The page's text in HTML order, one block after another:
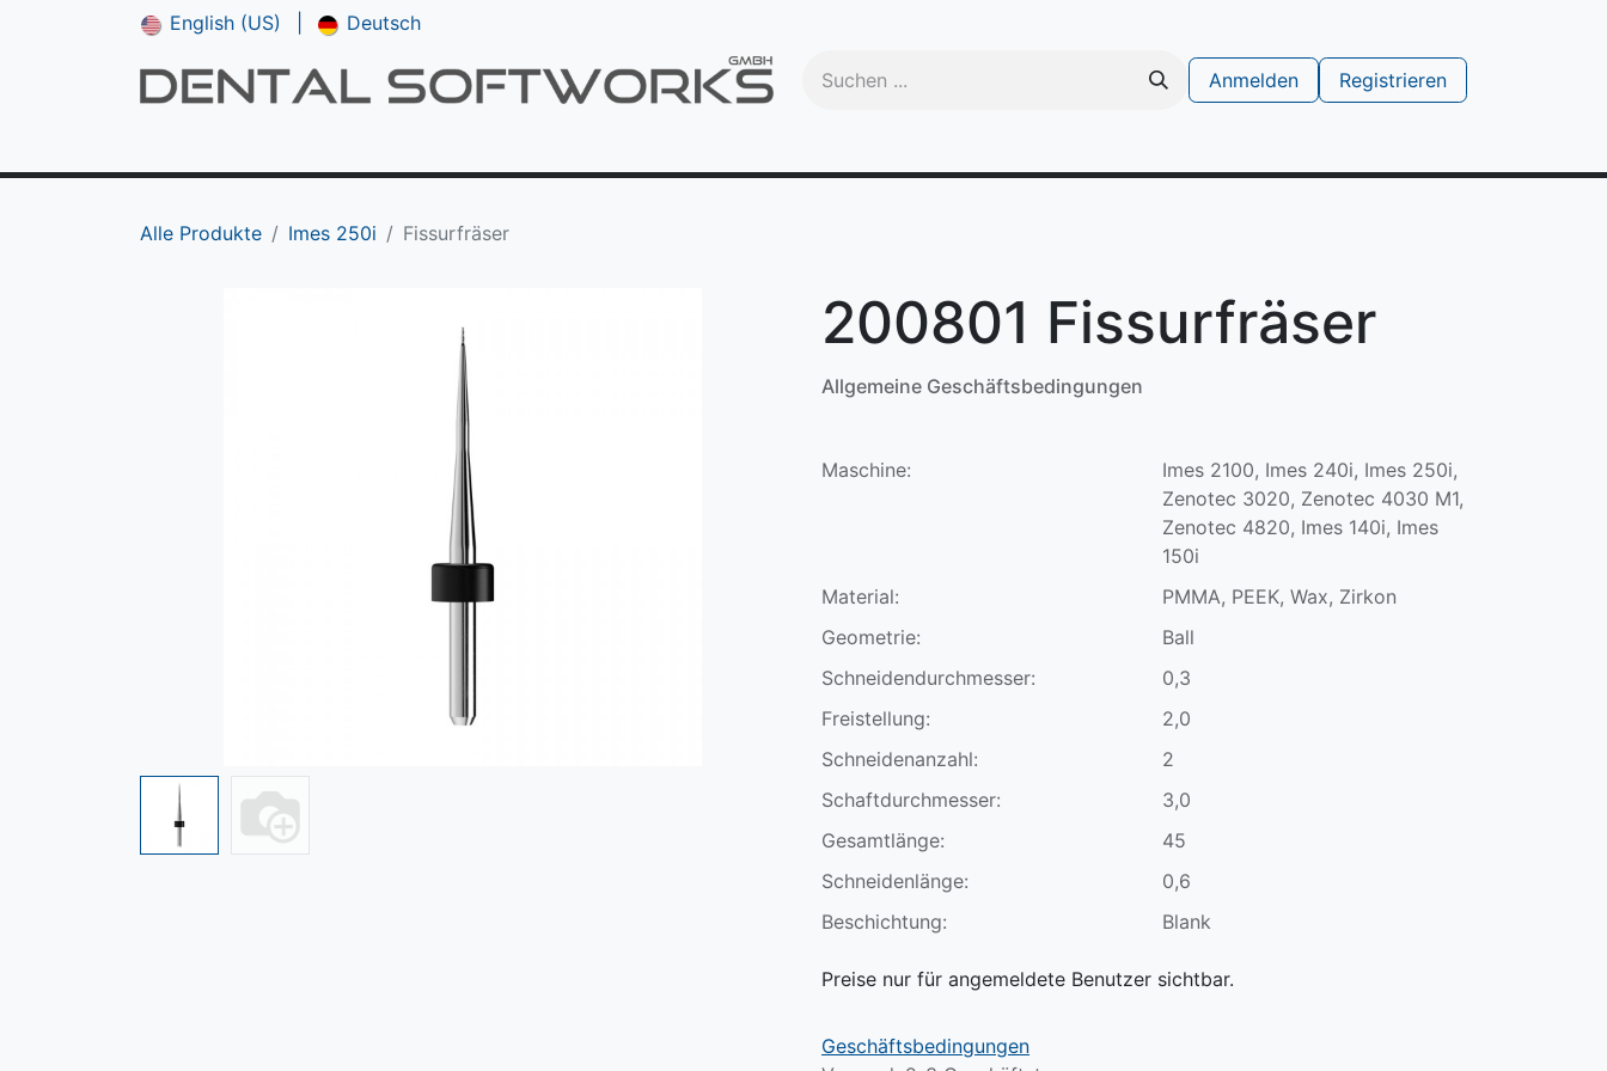
English (US) Deutsch
Anmelden Registrieren
Alle Produkte Imes 250i Fissurfräser
200801 Fissurfräser
Allgemeine Geschäftsbedingungen
Maschine:
Imes 2100, Imes 240i, Imes 250i,
Zenotec 3020, Zenotec 4030 M1,
Zenotec 4820, Imes 140i, Imes
150i
Material:
PMMA, PEEK, Wax, Zirkon
Geometrie:
Ball
Schneidendurchmesser:
0,3
Freistellung:
2,0
Schneidenanzahl:
2
Schaftdurchmesser:
3,0
Gesamtlänge:
45
Schneidenlänge:
0,6
Beschichtung:
Blank
Preise nur für angemeldete Benutzer sichtbar.
Geschäftsbedingungen